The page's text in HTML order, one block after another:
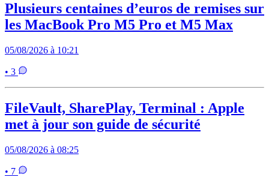
Plusieurs centaines d’euros de remises sur
les MacBook Pro M5 Pro et M5 Max
05/08/2026 à 10:21
• 3
FileVault, SharePlay, Terminal : Apple
met à jour son guide de sécurité
05/08/2026 à 08:25
• 7